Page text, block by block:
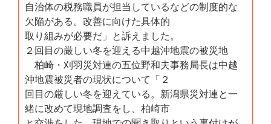
自治体の税務職員が担当しているなどの制度的な
欠陥がある。改善に向けた具体的
取り組みが必要だ」と訴えました。
２回目の厳しい冬を迎える中越沖地震の被災地
柏崎・刈羽災対連の五位野和夫事務局長は中越
沖地震被災者の現状について「２
回目の厳しい冬を迎えている。新潟県災対連と一
緒に改めて現地調査をし、柏崎市